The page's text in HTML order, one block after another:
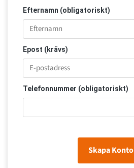
Efternamn (obligatoriskt)
Epost (krävs)
Telefonnummer (obligatoriskt)
Skapa Konto